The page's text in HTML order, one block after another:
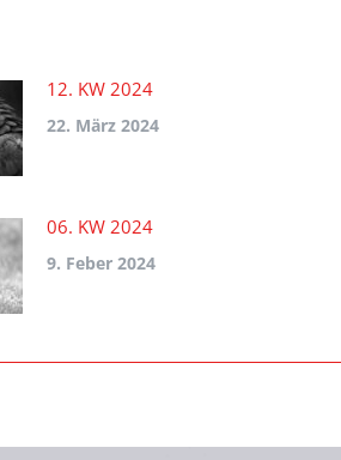
12. KW 2024
22. März 2024
06. KW 2024
9. Feber 2024